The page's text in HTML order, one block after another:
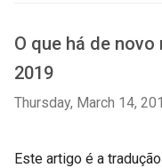
O que há de
2019
Thursday, March 14,
Este artigo é a